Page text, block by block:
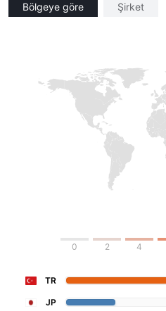
Bölgeye göre Şirket
0 2 4
TR
JP